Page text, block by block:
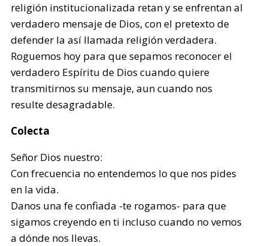
religión institucionalizada retan y se enfrentan al
verdadero mensaje de Dios, con el pretexto de
defender la así llamada religión verdadera.
Roguemos hoy para que sepamos reconocer el
verdadero Espíritu de Dios cuando quiere
transmitirnos su mensaje, aun cuando nos
resulte desagradable.
Colecta
Señor Dios nuestro:
Con frecuencia no entendemos lo que nos pides
en la vida.
Danos una fe confiada -te rogamos- para que
sigamos creyendo en ti incluso cuando no vemos
a dónde nos llevas.